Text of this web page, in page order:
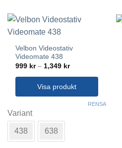
Velbon Videostativ
Videomate 438
999 kr – 1,349 krPrisintervall:
till
1,349 kr
Visa produkt
här
produkten
har
flera
Variant
438 638
RENSA